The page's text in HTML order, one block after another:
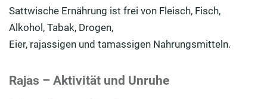
Sattwische Ernährung ist frei von Fleisch, Fisch,
Alkohol, Tabak, Drogen,
Eier, rajassigen und tamassigen Nahrungsmitteln.
Rajas – Aktivität und Unruhe